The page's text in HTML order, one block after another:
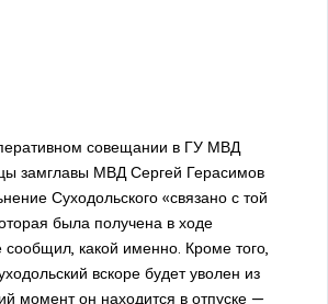
совещании в ГУ МВД
замглавы МВД Сергей Герасимов
Суходольского «связано с той
была получена в ходе
сообщил, какой именно. Кроме того,
вскоре будет уволен из
момент он находится в отпуске —